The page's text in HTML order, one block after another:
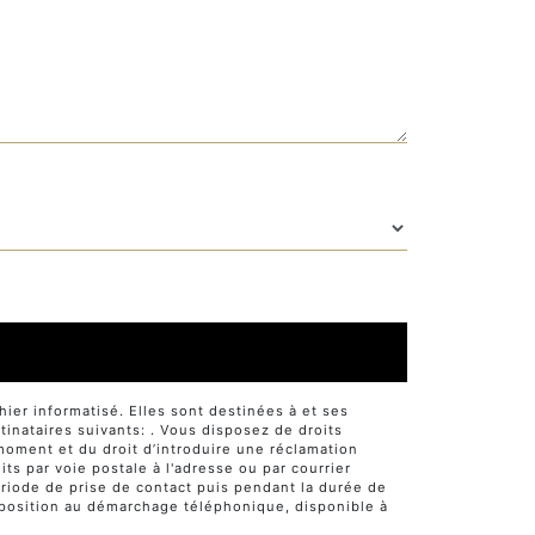
informatisé. Elles sont destinées à et ses
suivants: . Vous disposez de droits
et du droit d’introduire une réclamation
par voie postale à l'adresse ou par courrier
de prise de contact puis pendant la durée de
au démarchage téléphonique, disponible à